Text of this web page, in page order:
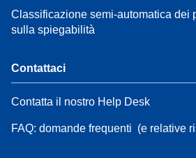
Classificazione semi-automatica dei
sulla spiegabilità
Contattaci
Contatta il nostro Help Desk
FAQ: domande frequenti (e relative